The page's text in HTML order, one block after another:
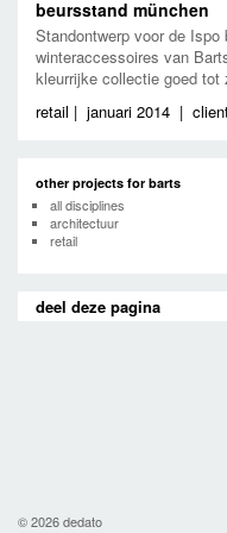
beursstand münchen
Standontwerp voor de
winteraccessoires van
kleurrijke collectie goed tot
retail | januari 2014 |
other projects for barts
all disciplines
architectuur
retail
deel deze pagina
© 2026 dedato